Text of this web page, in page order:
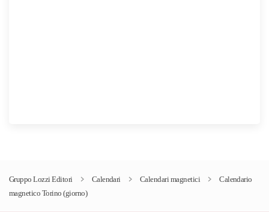
Gruppo Lozzi Editori Calendari Calendari magnetici
Calendario
magnetico Torino (giorno)